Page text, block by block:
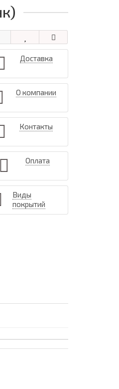
Доставка
О компании
Контакты
Оплата
Виды
покрытий